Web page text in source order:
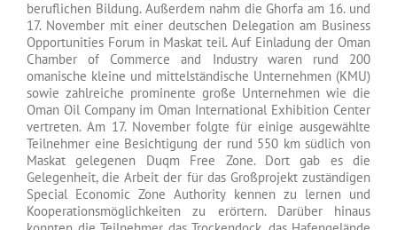
beruflichen Bildung. Außerdem nahm die Ghorfa am 16. und
17. November mit einer deutschen Delegation am Business
Opportunities Forum in Maskat teil. Auf Einladung der Oman
Chamber of Commerce and Industry waren rund 200
omanische kleine und mittelständische Unternehmen (KMU)
sowie zahlreiche prominente große Unternehmen wie die
Oman Oil Company im Oman International Exhibition Center
vertreten. Am 17. November folgte für einige ausgewählte
Teilnehmer eine Besichtigung der rund 550 km südlich von
Maskat gelegenen Duqm Free Zone. Dort gab es die
Gelegenheit, die Arbeit der für das Großprojekt zuständigen
Special Economic Zone Authority kennen zu lernen und
Kooperationsmöglichkeiten zu erörtern. Darüber hinaus